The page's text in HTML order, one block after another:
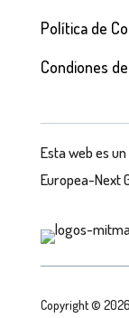
Política de
Condiones
Esta web es
Europea-Next
Copyright ©